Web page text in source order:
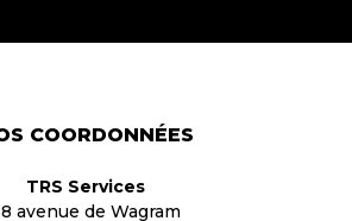
COORDONNÉES
TRS Services
avenue de Wagram